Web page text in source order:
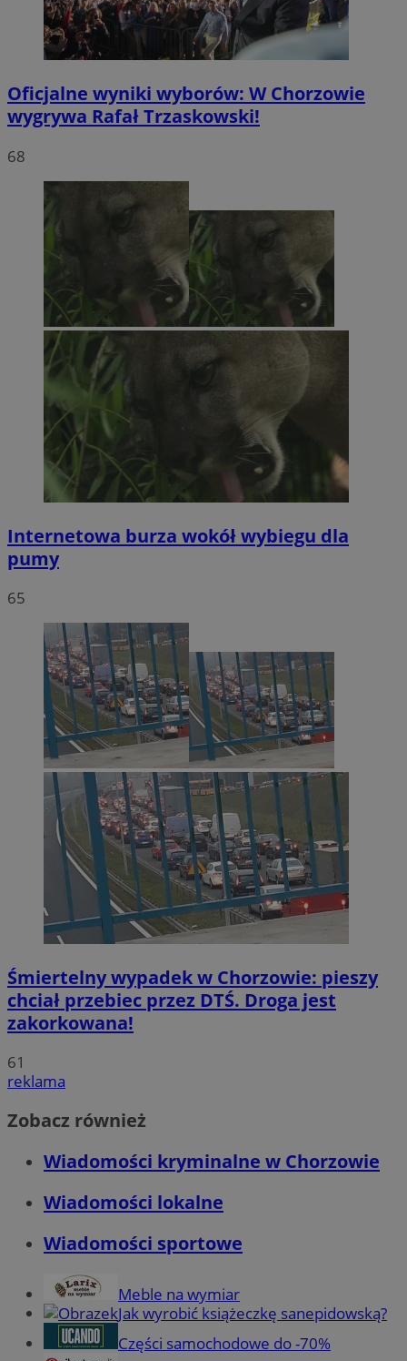
Oficjalne wyniki wyborów: W Chorzowie
wygrywa Rafał Trzaskowski!
68
Internetowa burza wokół wybiegu dla
pumy
65
Śmiertelny wypadek w Chorzowie: pieszy
chciał przebiec przez DTŚ. Droga jest
zakorkowana!
61
reklama
Zobacz również
Wiadomości kryminalne w Chorzowie
Wiadomości lokalne
Wiadomości sportowe
Meble na wymiar
Jak wyrobić książeczkę sanepidowską?
Części samochodowe do -70%